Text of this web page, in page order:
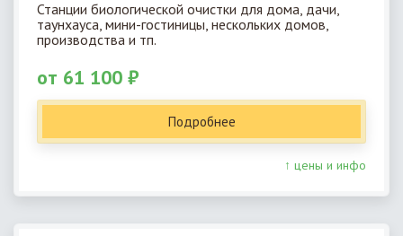
Станции биологической очистки для дома, дачи,
таунхауса, мини-гостиницы, нескольких домов,
производства и тп.
от 61 100 ₽
Подробнее
↑ цены и инфо